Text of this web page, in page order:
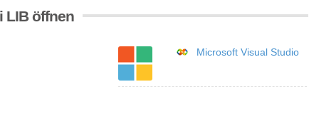
LIB öffnen
Microsoft Visual Studio